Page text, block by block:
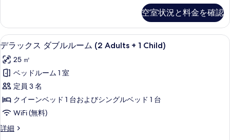
真
を
表
示
す
る
ー
ム
の
す
べ
て
の
写
真
ア
ダ
ブ
ル
ー
の
詳
細
空室状況と料金を確認
デ
ラ
ッ
ク
ス
ダ
ブ
ル
1 室のベッドルーム、高級寝具、羽
5
デラックス ダブルルーム (2 Adults + 1 Child)
25 ㎡
ベッドルーム 1 室
定員 3 名
クイーンベッド 1 台およびシングルベッド 1 台
WiFi (無料)
詳細
デ